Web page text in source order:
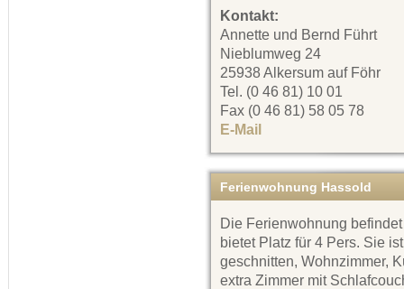
Kontakt:
Annette und Bernd Führt
Nieblumweg 24
25938 Alkersum auf Föhr
Tel. (0 46 81) 10 01
Fax (0 46 81) 58 05 78
E-Mail
Ferienwohnung Hassold
Die Ferienwohnung
bietet Platz für 4 Pers. Sie
geschnitten, Wohnzimmer,
extra Zimmer mit